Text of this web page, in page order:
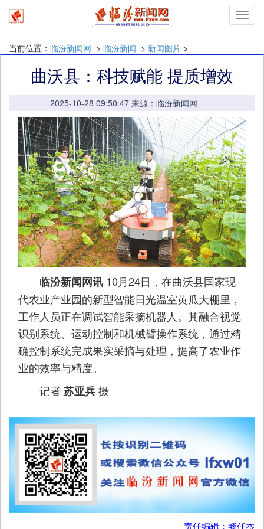
当前位置： 临汾新闻网 > 临汾新闻 > 新闻图片 >
曲沃县：科技赋能 提质增效
2025-10-28 09:50:47 来源：临汾新闻网
临汾新闻网讯 10月24日，在曲沃县国家现
代农业产业园的新型智能日光温室黄瓜大棚里，
工作人员正在调试智能采摘机器人。其融合视觉
识别系统、运动控制和机械臂操作系统，通过精
确控制系统完成果实采摘与处理，提高了农业作
业的效率与精度。
记者苏亚兵摄
责任编辑：畅任杰